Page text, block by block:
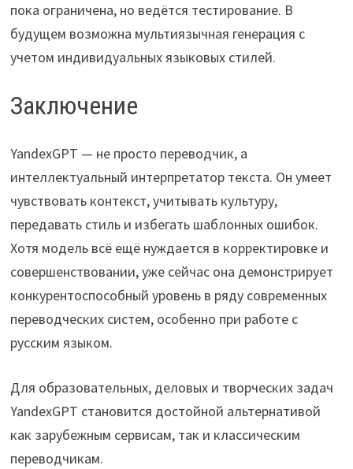
пока ограничена, но ведётся тестирование. В
будущем возможна мультиязычная генерация с
учетом индивидуальных языковых стилей.
Заключение
YandexGPT — не просто переводчик, а
интеллектуальный интерпретатор текста. Он умеет
чувствовать контекст, учитывать культуру,
передавать стиль и избегать шаблонных ошибок.
Хотя модель всё ещё нуждается в корректировке и
совершенствовании, уже сейчас она демонстрирует
конкурентоспособный уровень в ряду современных
переводческих систем, особенно при работе с
русским языком.
Для образовательных, деловых и творческих задач
YandexGPT становится достойной альтернативой
как зарубежным сервисам, так и классическим
переводчикам.